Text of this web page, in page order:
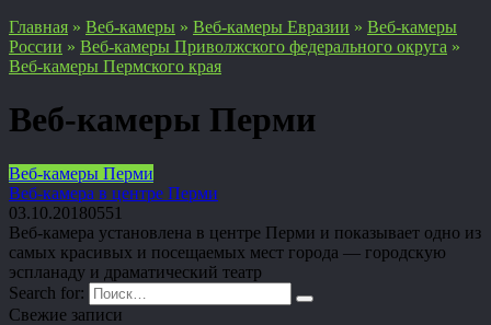
Главная » Веб-камеры » Веб-камеры Евразии » Веб-камеры
России » Веб-камеры Приволжского федерального округа »
Веб-камеры Пермского края
Веб-камеры Перми
Веб-камеры Перми
Веб-камера в центре Перми
03.10.20180551
Веб-камера установлена в центре Перми и показывает одно из
самых красивых и посещаемых мест города — городскую
эспланаду и драматический театр
Search for:
Свежие записи